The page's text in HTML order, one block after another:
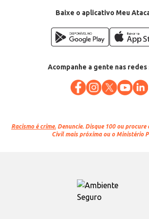
Baixe o aplicativo Meu
Acompanhe a gente nas redes
Racismo é crime. Denuncie. Disque 100 ou procure
Civil mais próxima ou o Ministério